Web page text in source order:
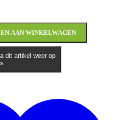
VOORDEEL aantal
AAN WINKELWAGEN
dit artikel weer op